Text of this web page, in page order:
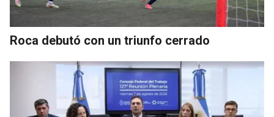
Roca debutó con un triunfo cerrado